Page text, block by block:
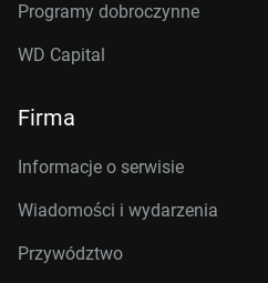
Programy dobroczynne
WD Capital
Firma
Informacje o serwisie
Wiadomości i wydarzenia
Przywództwo